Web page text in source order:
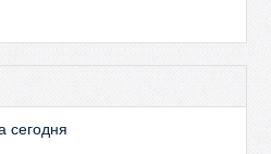
сегодня